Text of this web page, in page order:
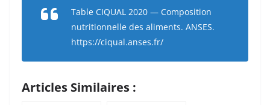
Table CIQUAL 2020 — Composition
nutritionnelle des aliments. ANSES.
https://ciqual.anses.fr/
Articles Similaires :